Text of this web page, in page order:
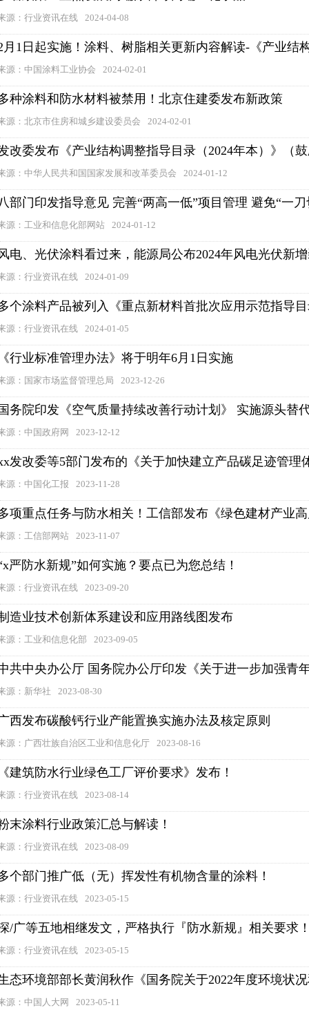
源：行业资讯在线 2024-04-08
月1日起实施！涂料、树脂相关更新内容解读-《产业结
源：中国涂料工业协会 2024-02-01
种涂料和防水材料被禁用！北京住建委发布新政策
源：北京市住房和城乡建设委员会 2024-02-01
改委发布《产业结构调整指导目录（2024年本）》（
源：中华人民共和国国家发展和改革委员会 2024-01-12
部门印发指导意见 完善“两高一低”项目管理 避免“一刀
源：工业和信息化部网站 2024-01-12
电、光伏涂料看过来，能源局公布2024年风电光伏新
源：行业资讯在线 2024-01-09
个涂料产品被列入《重点新材料首批次应用示范指导
源：行业资讯在线 2024-01-05
行业标准管理办法》将于明年6月1日实施
源：国家市场监督管理总局 2023-12-26
务院印发《空气质量持续改善行动计划》 实施源头替
源：中国政府网 2023-12-12
发改委等5部门发布的《关于加快建立产品碳足迹管理
源：中国化工报 2023-11-28
项重点任务与防水相关！工信部发布《绿色建材产业
源：工信部网站 2023-11-07
严防水新规”如何实施？要点已为您总结！
源：行业资讯在线 2023-09-20
造业技术创新体系建设和应用路线图发布
源：工业和信息化部 2023-09-05
共中央办公厅 国务院办公厅印发《关于进一步加强青
源：新华社 2023-08-30
西发布碳酸钙行业产能置换实施办法及核定原则
源：广西壮族自治区工业和信息化厅 2023-08-16
建筑防水行业绿色工厂评价要求》发布！
源：行业资讯在线 2023-08-14
末涂料行业政策汇总与解读！
源：行业资讯在线 2023-08-09
个部门推广低（无）挥发性有机物含量的涂料！
源：行业资讯在线 2023-05-15
/广等五地相继发文，严格执行『防水新规』相关要求
源：行业资讯在线 2023-05-15
态环境部部长黄润秋作《国务院关于2022年度环境状
源：中国人大网 2023-05-11